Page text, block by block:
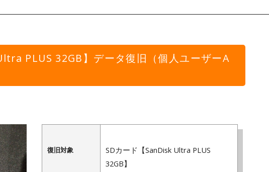
PLUS 32GB】データ復旧（個人ユーザーA
復旧対象
SDカード【SanDisk Ultra PLUS
32GB】